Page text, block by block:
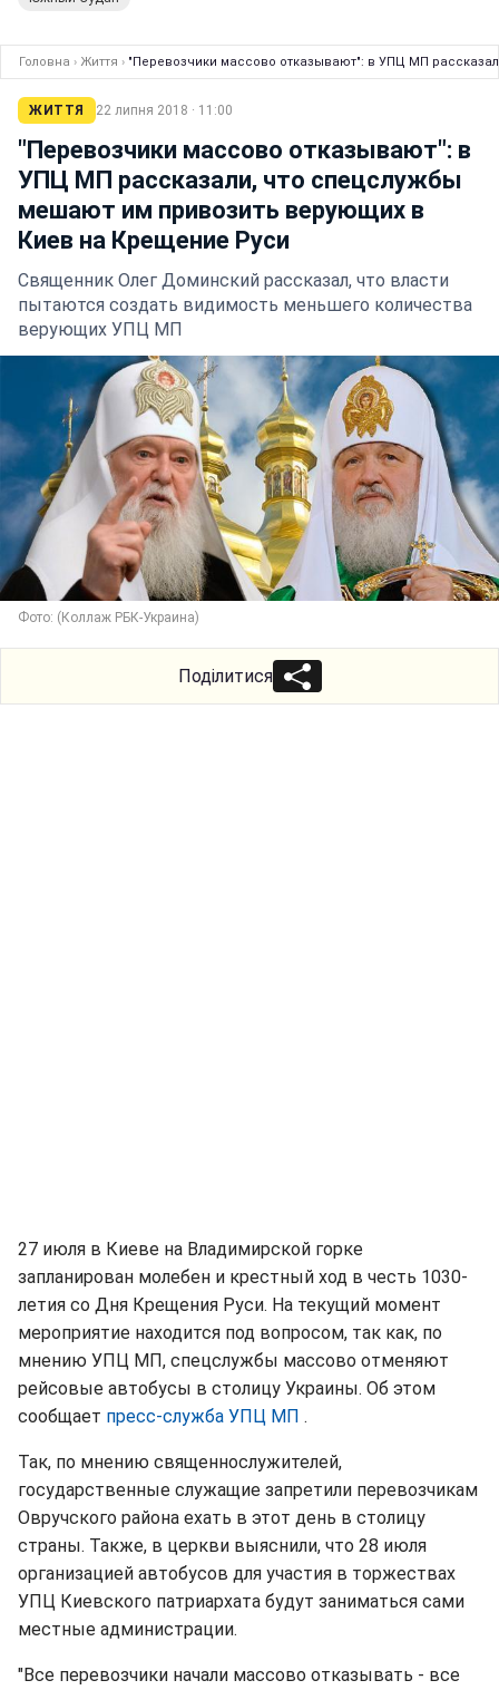
Головна › Життя › "Перевозчики массово отказывают": в УПЦ МП
ЖИТТЯ 22 липня 2018 · 11:00
"Перевозчики массово отказывают": в
УПЦ МП рассказали, что спецслужбы
мешают им привозить верующих в
Киев на Крещение Руси
Священник Олег Доминский рассказал, что власти
пытаются создать видимость меньшего количества
верующих УПЦ МП
Фото: (Коллаж РБК-Украина)
Поділитися
27 июля в Киеве на Владимирской горке
запланирован молебен и крестный ход в честь 1030-
летия со Дня Крещения Руси. На текущий момент
мероприятие находится под вопросом, так как, по
мнению УПЦ МП, спецслужбы массово отменяют
рейсовые автобусы в столицу Украины. Об этом
сообщает пресс-служба УПЦ МП .
Так, по мнению священнослужителей,
государственные служащие запретили перевозчикам
Овручского района ехать в этот день в столицу
страны. Также, в церкви выяснили, что 28 июля
организацией автобусов для участия в торжествах
УПЦ Киевского патриархата будут заниматься сами
местные администрации.
"Все перевозчики начали массово отказывать - все